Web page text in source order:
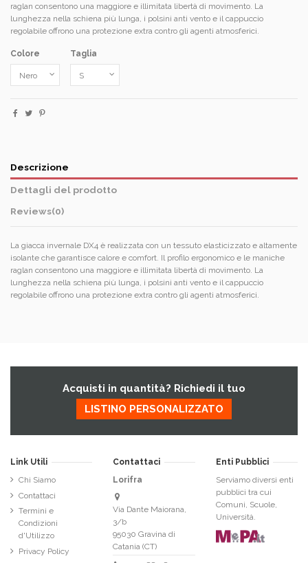
raglan consentono una maggiore e illimitata libertà di movimento. La
lunghezza nella schiena più lunga, i polsini anti vento e il cappuccio
regolabile offrono una protezione extra contro gli agenti atmosferici.
Colore Taglia
Descrizione
Dettagli del prodotto
Reviews(0)
La giacca invernale DX4 è realizzata con un tessuto elasticizzato e altamente
isolante che garantisce calore e comfort. Il profilo ergonomico e le maniche
raglan consentono una maggiore e illimitata libertà di movimento. La
lunghezza nella schiena più lunga, i polsini anti vento e il cappuccio
regolabile offrono una protezione extra contro gli agenti atmosferici.
Acquisti in quantità? Richiedi il tuo
LISTINO PERSONALIZZATO
Link Utili
Chi Siamo
Contattaci
Termini e
Condizioni
d'Utilizzo
Privacy Policy
Contattaci
Lorifra
Via Dante Maiorana,
3/b
95030 Gravina di
Catania (CT)
Enti Pubblici
Serviamo diversi enti
pubblici tra cui
Comuni, Scuole,
Università.